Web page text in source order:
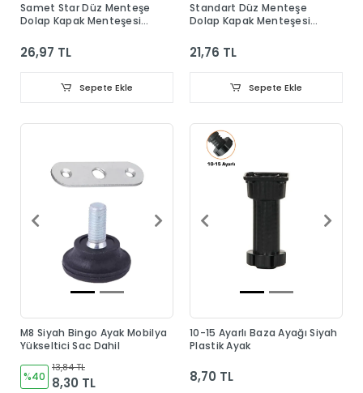
Samet Star Düz Menteşe
Dolap Kapak Menteşesi
26,97 TL
Sepete Ekle
Standart Düz Menteşe
Dolap Kapak Menteşesi
21,76 TL
Sepete Ekle
M8 Siyah Bingo Ayak Mobilya
Yükseltici Sac Dahil
%40
13,84 TL
8,30 TL
10-15 Ayarlı Baza Ayağı Siyah
Plastik Ayak
8,70 TL